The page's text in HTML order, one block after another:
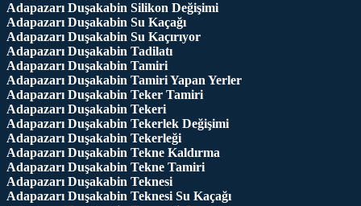
Adapazarı Duşakabin Silikon Değişimi
Adapazarı Duşakabin Su Kaçağı
Adapazarı Duşakabin Su Kaçırıyor
Adapazarı Duşakabin Tadilatı
Adapazarı Duşakabin Tamiri
Adapazarı Duşakabin Tamiri Yapan Yerler
Adapazarı Duşakabin Teker Tamiri
Adapazarı Duşakabin Tekeri
Adapazarı Duşakabin Tekerlek Değişimi
Adapazarı Duşakabin Tekerleği
Adapazarı Duşakabin Tekne Kaldırma
Adapazarı Duşakabin Tekne Tamiri
Adapazarı Duşakabin Teknesi
Adapazarı Duşakabin Teknesi Su Kaçağı